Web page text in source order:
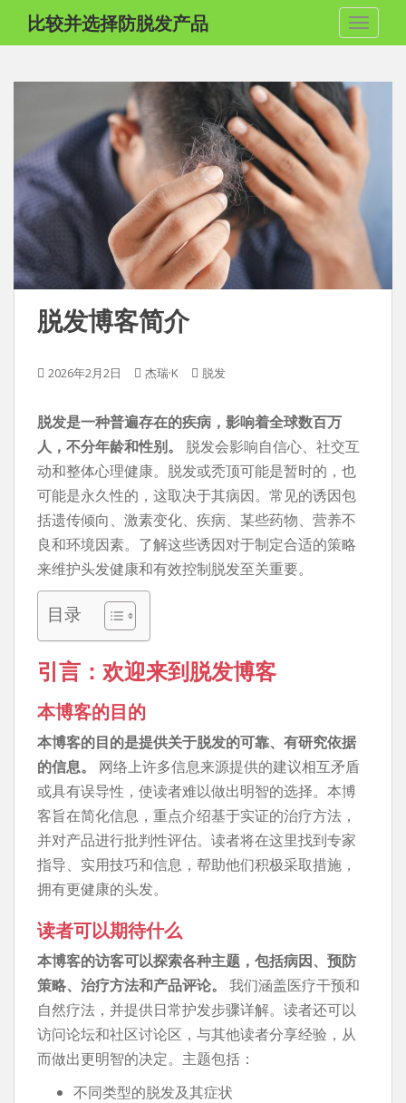
内
比较并选择防脱发产品 切换导
脱发博客简介
2026年2月2日 杰瑞·K 脱发
脱发是一种普遍存在的疾病，影响着全球数百万
人，不分年龄和性别。
脱发会影响自信心、社交互
动和整体心理健康。脱发或秃顶可能是暂时的，也
可能是永久性的，这取决于其病因。常见的诱因包
括遗传倾向、激素变化、疾病​​、某些药物、营养不
良和环境因素。了解这些诱因对于制定合适的策略
来维护头发健康和有效控制脱发至关重要。
目录
引言：欢迎来到脱发博客
本博客的目的
本博客的目的是提供关于脱发的可靠、有研究依据
的信息。
网络上许多信息来源提供的建议相互矛盾
或具有误导性，使读者难以做出明智的选择。本博
客旨在简化信息，重点介绍基于实证的治疗方法，
并对产品进行批判性评估。读者将在这里找到专家
指导、实用技巧和信息，帮助他们积极采取措施，
拥有更健康的头发。
读者可以期待什么
本博客的访客可以探索各种主题，包括病因、预防
策略、治疗方法和产品评论。
我们涵盖医疗干预和
自然疗法，并提供日常护发步骤详解。读者还可以
访问论坛和社区讨论区，与其他读者分享经验，从
而做出更明智的决定。主题包括：
不同类型的脱发及其症状